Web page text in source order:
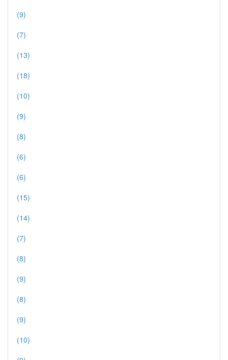
(9)
(7)
(13)
(18)
(10)
(9)
(8)
(6)
(6)
(15)
(14)
(7)
(8)
(9)
(8)
(9)
(10)